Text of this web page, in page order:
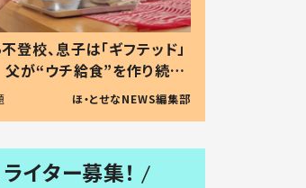
登校、息子は「ギフテッド」
が“ウチ給食”を作り続け
は #令和の親 #令和の子
ほ・とせなNEWS編集部
ライター募集！